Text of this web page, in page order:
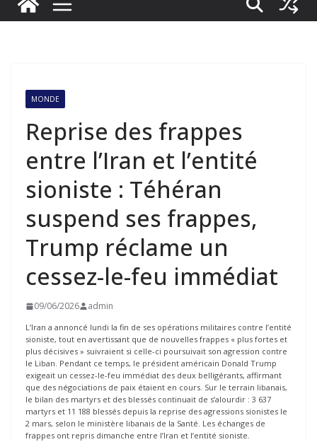
MONDE
Reprise des frappes
entre l’Iran et l’entité
sioniste : Téhéran
suspend ses frappes,
Trump réclame un
cessez-le-feu immédiat
09/06/2026 admin
L’Iran a annoncé lundi la fin de ses opérations militaires contre l’entité
sioniste, tout en avertissant que de nouvelles frappes « plus fortes et
plus décisives » suivraient si celle-ci poursuivait son agression contre
le Liban. Pendant ce temps, le président américain Donald Trump
exigeait un cessez-le-feu immédiat des deux belligérants, affirmant
que des négociations de paix étaient en cours. Sur le terrain libanais,
le bilan des martyrs et des blessés continuait de s’alourdir : 3 637
martyrs et 11 188 blessés depuis la reprise des agressions sionistes le
2 mars, selon le ministère libanais de la Santé. Les échanges de
frappes ont repris dimanche entre l’Iran et l’entité sioniste.